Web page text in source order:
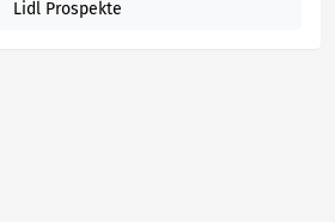
Lidl Prospekte